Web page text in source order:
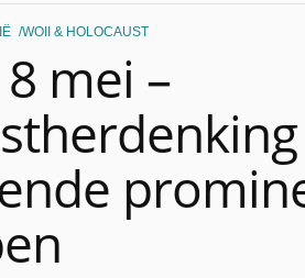
– Boekarest: de verrassing van
Jood in België op de beklaagdenbank”
WOII & HOLOCAUST
mei –